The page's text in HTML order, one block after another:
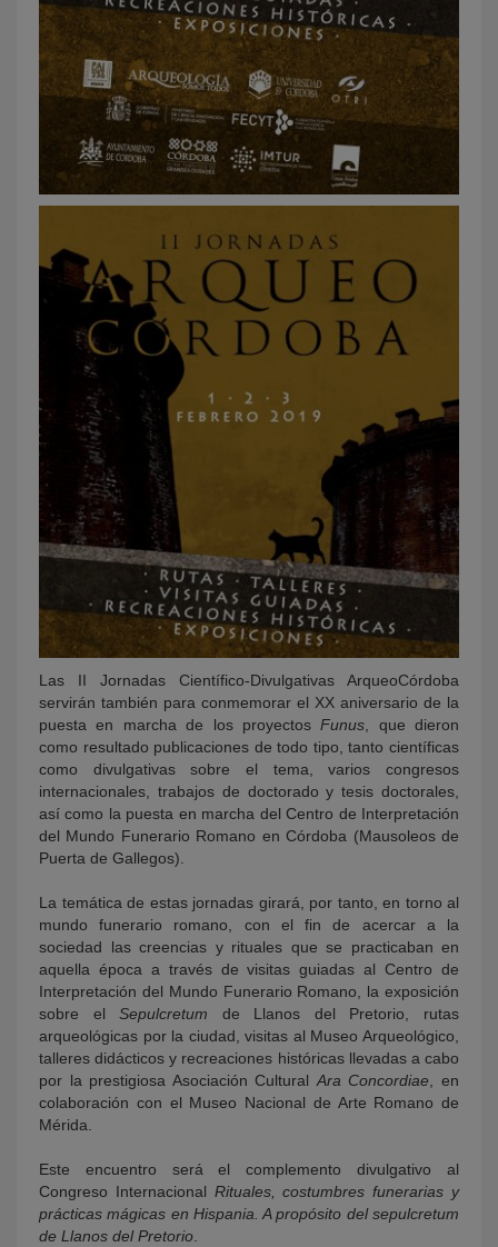
Las II Jornadas Científico-Divulgativas ArqueoCórdoba
servirán también para conmemorar el XX aniversario de la
puesta en marcha de los proyectosFunus , que dieron
como resultado publicaciones de todo tipo, tanto científicas
como divulgativas sobre el tema, varios congresos
internacionales, trabajos de doctorado y tesis doctorales,
así como la puesta en marcha del Centro de Interpretación
del Mundo Funerario Romano en Córdoba (Mausoleos de
Puerta de Gallegos).
La temática de estas jornadas girará, por tanto, en torno al
mundo funerario romano, con el fin de acercar a la
sociedad las creencias y rituales que se practicaban en
aquella época a través de visitas guiadas al Centro de
Interpretación del Mundo Funerario Romano, la exposición
sobre elSepulcretum de Llanos del Pretorio, rutas
arqueológicas por la ciudad, visitas al Museo Arqueológico,
talleres didácticos y recreaciones históricas llevadas a cabo
por la prestigiosa Asociación Cultural Ara Concordiae , en
colaboración con el Museo Nacional de Arte Romano de
Mérida.
Este encuentro será el complemento divulgativo al
Congreso Internacional Rituales, costumbres funerarias y
prácticas mágicas en Hispania. A propósito del sepulcretum
de Llanos del Pretorio